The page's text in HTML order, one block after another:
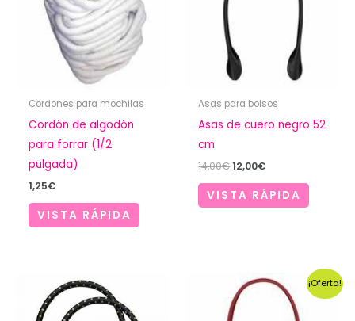
Cordones para mochilas
Cordón de algodón
para forrar (1/2
pulgada)
1,25€
VISTA RÁPIDA
Asas para bolsos
Asas de cuero negro 52
cm
14,00€El
original
era:
12,00€El
actual
es:
VISTA RÁPIDA
¡Oferta!